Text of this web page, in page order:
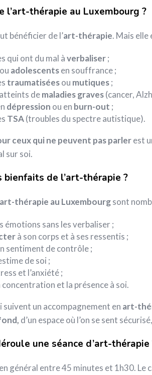
l’art-thérapie au Luxembourg ?
bénéficier de l’art-thérapie. Mais
qui ont du mal àverbaliser;
ou adolescentsen souffrance ;
traumatiséesou mutiques;
demaladies graves(cancer,
dépression ou en burn-out ;
TSA(troubles du spectre autistique).
ceux qui ne peuvent pas parlerest
sur soi.
bienfaits de l’art-thérapie ?
art-thérapie au Luxembourgsont
émotions sans les verbaliser ;
à son corps et à ses ressentis ;
sentiment de contrôle ;
de soi ;
et l’anxiété ;
concentration et la présence à soi.
suivent un accompagnement en art-
d’un espace où l’on se sent
une séance d’art-thérapie
général entre 45 minutes et 1h30.